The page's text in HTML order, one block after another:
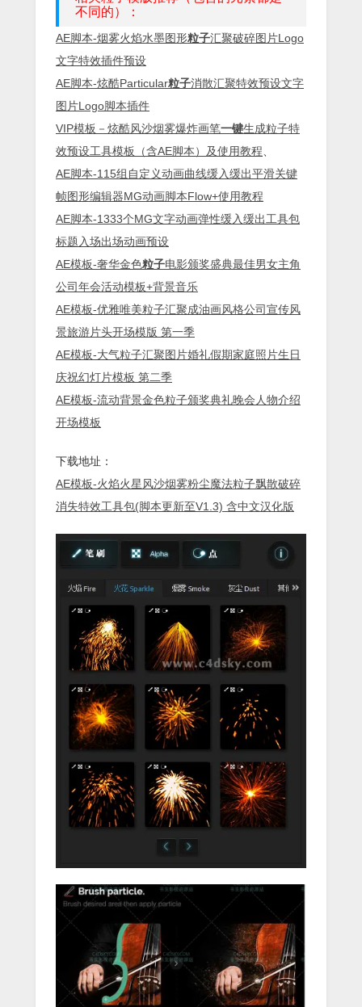
不同的）：
AE脚本-烟雾火焰水墨图形粒子汇聚破碎图片Logo
文字特效插件预设
AE脚本-炫酷Particular粒子消散汇聚特效预设文字
图片Logo脚本插件
VIP模板－炫酷风沙烟雾爆炸画笔一键生成粒子特
效预设工具模板（含AE脚本）及使用教程
AE脚本-115组自定义动画曲线缓入缓出平滑关键
帧图形编辑器MG动画脚本Flow+使用教程
AE脚本-1333个MG文字动画弹性缓入缓出工具包
标题入场出场动画预设
AE模板-奢华金色粒子电影颁奖盛典最佳男女主角
公司年会活动模板+背景音乐
AE模板-优雅唯美粒子汇聚成油画风格公司宣传风
景旅游片头开场模版 第一季
AE模板-大气粒子汇聚图片婚礼假期家庭照片生日
庆祝幻灯片模板 第二季
AE模板-流动背景金色粒子颁奖典礼晚会人物介绍
开场模板
下载地址：
AE模板-火焰火星风沙烟雾粉尘魔法粒子飘散破碎
消失特效工具包(脚本更新至V1.3) 含中文汉化版